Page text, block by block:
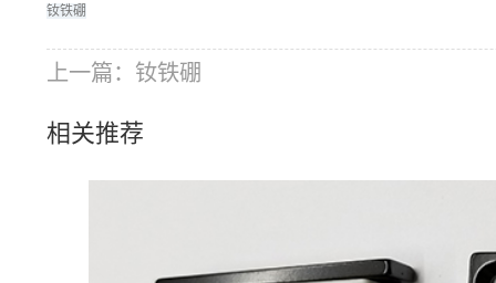
钕铁硼
上一篇： 钕铁硼
相关推荐